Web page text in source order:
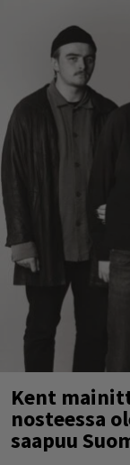
Kent
nosteessa
saapuu